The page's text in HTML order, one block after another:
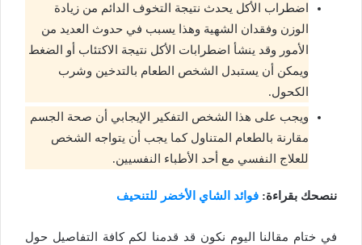
اضطراب الأكل يحدث نتيجة التخوف الدائم من زيادة
الوزن وفقدان الشهية وهذا يسبب في حدوث العديد من
الأمور وقد ينشأ اضطرابات الأكل نتيجة الاكتئاب أو الضغط
ويمكن أن يستبدل الشخص الطعام بالتدخين وشرب
الكحول.
ويجب على هذا الشخص التفكير الإيجابي أن صحة الجسم
مقارنة بالطعام المتناول كما يجب أن يتواجه الشخص
للعلاج النفسي مع أحد الأطباء النفسيين.
ننصحك بقراءة: فوائد الشاي الأخضر للتنحيف
في ختام مقالنا اليوم نكون قد قدمنا لكم كافة التفاصيل حول